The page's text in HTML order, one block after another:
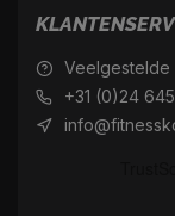
Veelgestelde
+31 (0)24